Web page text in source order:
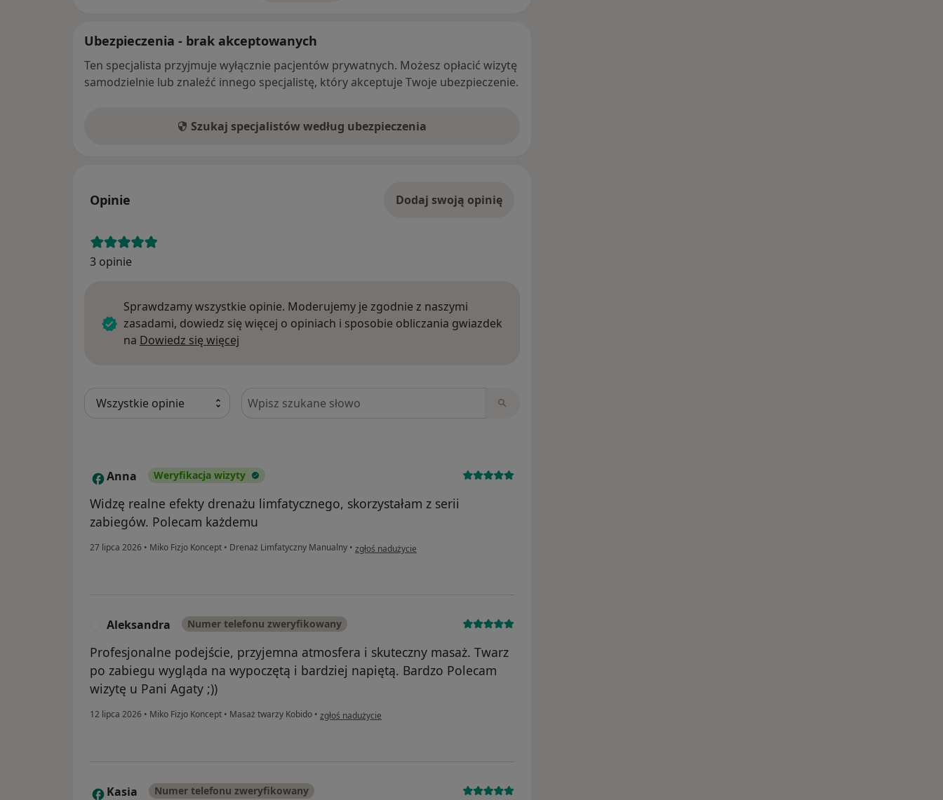
Ubezpieczenia - brak akceptowanych
Ten specjalista przyjmuje wyłącznie pacjentów prywatnych. Możesz opłacić wizytę
samodzielnie lub znaleźć innego specjalistę, który akceptuje Twoje ubezpieczenie.
Szukaj specjalistów według ubezpieczenia
Opinie Dodaj swoją opinię
3 opinie
Sprawdzamy wszystkie opinie. Moderujemy je zgodnie z naszymi
zasadami, dowiedz się więcej o opiniach i sposobie obliczania gwiazdek
na Dowiedz się więcej
Szukaj w opiniach
A Anna Weryfikacja wizyty
Widzę realne efekty drenażu limfatycznego, skorzystałam z serii
zabiegów. Polecam każdemu
27 lipca 2026 • Miko Fizjo Koncept • Drenaż Limfatyczny Manualny • w opinii użytkownika Anna
zgłoś nadużycie
Aleksandra Numer telefonu zweryfikowany
Profesjonalne podejście, przyjemna atmosfera i skuteczny masaż. Twarz
po zabiegu wygląda na wypoczętą i bardziej napiętą. Bardzo Polecam
wizytę u Pani Agaty ;))
12 lipca 2026 • Miko Fizjo Koncept • Masaż twarzy Kobido • w opinii użytkownika Aleksandra
zgłoś nadużycie
K Kasia Numer telefonu zweryfikowany